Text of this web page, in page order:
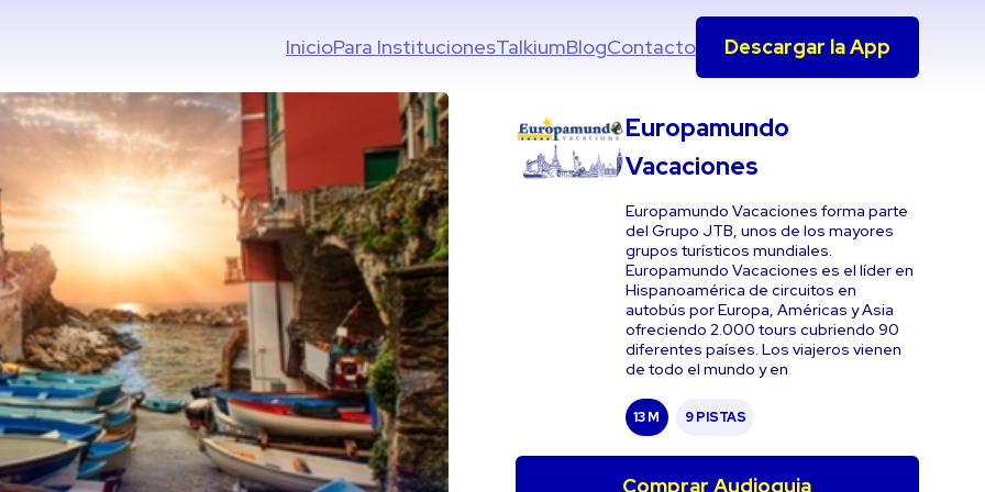
InicioPara InstitucionesTalkiumBlogContacto Descargar la App
Europamundo
Vacaciones
Europamundo Vacaciones forma parte
del Grupo JTB, unos de los mayores
grupos turísticos mundiales.
Europamundo Vacaciones es el líder en
Hispanoamérica de circuitos en
autobús por Europa, Américas y Asia
ofreciendo 2.000 tours cubriendo 90
diferentes países. Los viajeros vienen
de todo el mundo y en
13 M 9 PISTAS
Comprar Audioguia